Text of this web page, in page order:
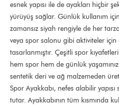
esnek yapısı ile de ayakları hiçbir
yürüyüş sağlar. Günlük kullanım
zamansız siyah rengiyle de her
veya spor salonu gibi aktiviteler
tasarlanmıştır. Çeşitli spor
hem spor hem de günlük
sentetik deri ve ağ malzemeden
Spor Ayakkabı, nefes alabilir yapısı
tutar. Ayakkabının tüm kısmında